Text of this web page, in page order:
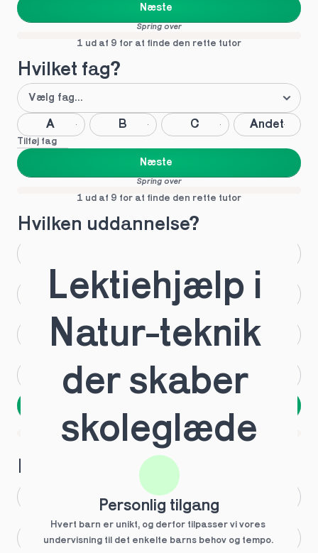
Næste
Spring over
1 ud af 9 for at finde den rette tutor
Hvilket fag?
A B C Andet
Tilføj fag
Næste
Spring over
1 ud af 9 for at finde den rette tutor
Hvilken uddannelse?
HTX HF
IB EUX
Andet Ved ikke
Spring over
1 ud af 9 for at finde den rette tutor
Hvilken årgang?
2.g Andet
Lektiehjælp i
Natur-teknik
der skaber
skoleglæde
Personlig tilgang
Hvert barn er unikt, og derfor tilpasser vi vores
undervisning til det enkelte barns behov og tempo.